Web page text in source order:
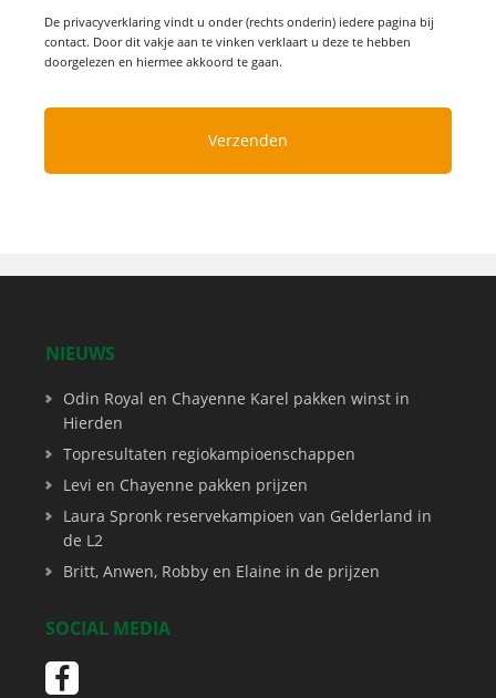
De privacyverklaring vindt u onder (rechts onderin) iedere pagina bij
contact. Door dit vakje aan te vinken verklaart u deze te hebben
doorgelezen en hiermee akkoord te gaan.
NIEUWS
Odin Royal en Chayenne Karel pakken winst in
Hierden
Topresultaten regiokampioenschappen
Levi en Chayenne pakken prijzen
Laura Spronk reservekampioen van Gelderland in
de L2
Britt, Anwen, Robby en Elaine in de prijzen
SOCIAL MEDIA